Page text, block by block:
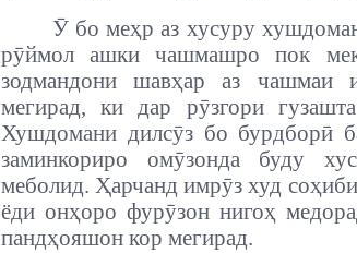
Ӯ бо меҳр аз хусуру
рӯймол ашки чашмашро пок
зодмандони шавҳар аз чашмаи
мегирад, ки дар рӯзгори
Хушдомани дилсӯз бо бурдборӣ
заминкориро омӯзонда буду
меболид. Ҳарчанд имрӯз худ
ёди онҳоро фурӯзон нигоҳ
пандҳояшон кор мегирад.